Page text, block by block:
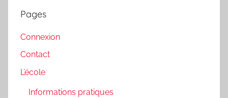
Pages
Connexion
Contact
L’école
Informations pratiques